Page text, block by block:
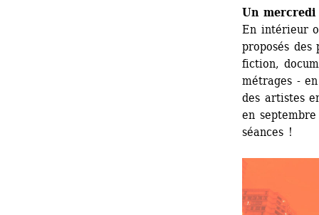
Un mercredi
En intérieur
proposés
fiction,
métrages -
des artistes
en
séances !